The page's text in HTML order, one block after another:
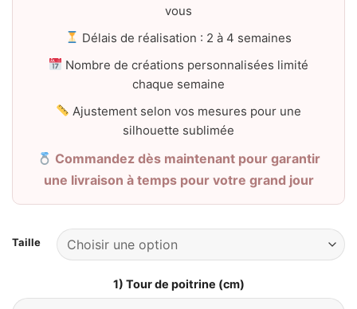
vous
Délais de réalisation : 2 à 4 semaines
Nombre de créations personnalisées limité
chaque semaine
Ajustement selon vos mesures pour une
silhouette sublimée
Commandez dès maintenant pour garantir
une livraison à temps pour votre grand jour
Taille
1) Tour de poitrine (cm)